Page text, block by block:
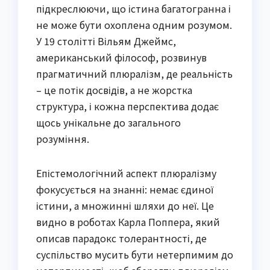
підкреслюючи, що істина багатогранна і
не може бути охоплена одним розумом.
У 19 столітті Вільям Джеймс,
американський філософ, розвинув
прагматичний плюралізм, де реальність
– це потік досвідів, а не жорстка
структура, і кожна перспектива додає
щось унікальне до загального
розуміння.
Епістемологічний аспект плюралізму
фокусується на знанні: немає єдиної
істини, а множинні шляхи до неї. Це
видно в роботах Карла Поппера, який
описав парадокс толерантності, де
суспільство мусить бути нетерпимим до